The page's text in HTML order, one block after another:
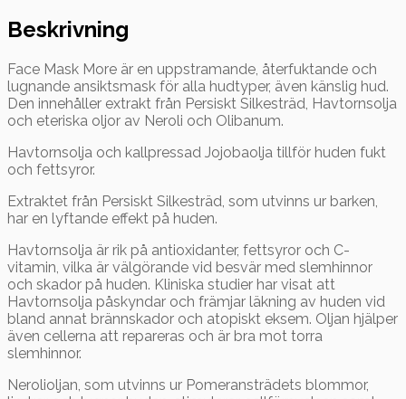
Beskrivning
Face Mask More är en uppstramande, återfuktande och
lugnande ansiktsmask för alla hudtyper, även känslig hud.
Den innehåller extrakt från Persiskt Silkesträd, Havtornsolja
och eteriska oljor av Neroli och Olibanum.
Havtornsolja och kallpressad Jojobaolja tillför huden fukt
och fettsyror.
Extraktet från Persiskt Silkesträd, som utvinns ur barken,
har en lyftande effekt på huden.
Havtornsolja är rik på antioxidanter, fettsyror och C-
vitamin, vilka är välgörande vid besvär med slemhinnor
och skador på huden. Kliniska studier har visat att
Havtornsolja påskyndar och främjar läkning av huden vid
bland annat brännskador och atopiskt eksem. Oljan hjälper
även cellerna att repareras och är bra mot torra
slemhinnor.
Nerolioljan, som utvinns ur Pomeransträdets blommor,